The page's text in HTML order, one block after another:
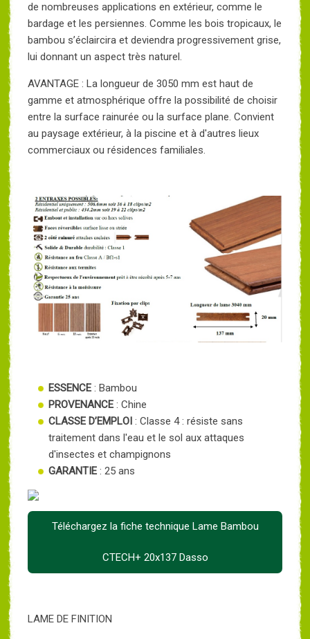
de nombreuses applications en extérieur, comme le
bardage et les persiennes. Comme les bois tropicaux, le
bambou s’éclaircira et deviendra progressivement grise,
lui donnant un aspect très naturel.
AVANTAGE : La longueur de 3050 mm est haut de
gamme et atmosphérique offre la possibilité de choisir
entre la surface rainurée ou la surface plane. Convient
au paysage extérieur, à la piscine et à d'autres lieux
commerciaux ou résidences familiales.
ESSENCE : Bambou
PROVENANCE : Chine
CLASSE D’EMPLOI : Classe 4 : résiste sans
traitement dans l'eau et le sol aux attaques
d'insectes et champignons
GARANTIE : 25 ans
Téléchargez la fiche technique Lame Bambou
CTECH+ 20x137 Dasso
LAME DE FINITION